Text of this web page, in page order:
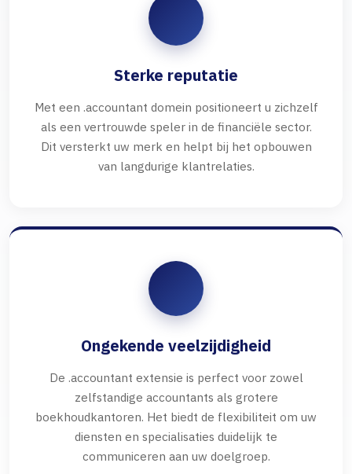
Sterke reputatie
Met een .accountant domein positioneert u zichzelf
als een vertrouwde speler in de financiële sector.
Dit versterkt uw merk en helpt bij het opbouwen
van langdurige klantrelaties.
Ongekende veelzijdigheid
De .accountant extensie is perfect voor zowel
zelfstandige accountants als grotere
boekhoudkantoren. Het biedt de flexibiliteit om uw
diensten en specialisaties duidelijk te
communiceren aan uw doelgroep.